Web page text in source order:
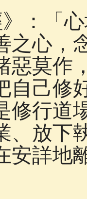
》：「
之心，
惡莫作
自己修
修行道
、放下
安詳地